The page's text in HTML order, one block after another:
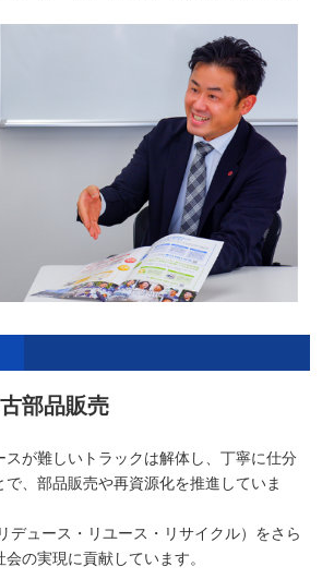
部品販売
スが難しいトラックは解体し、丁寧に仕分
で、部品販売や再資源化を推進していま
デュース・リユース・リサイクル）をさら
の実現に貢献しています。